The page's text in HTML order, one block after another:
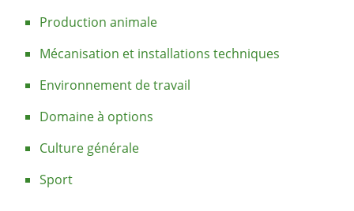
Production animale
Mécanisation et installations techniques
Environnement de travail
Domaine à options
Culture générale
Sport